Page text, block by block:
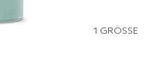
1 GRÖSSE